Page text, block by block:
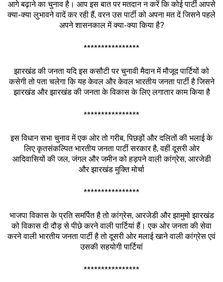
आगे बढ़ाने का चुनाव है। आप इस बात पर मतदान न करें कि कोई पार्टी आपसे
क्या-क्या लुभावने वादें कर रही हैं, वरन उस पार्टी को अपना मत दें जिसने पहले
अपने शासनकाल में क्या-क्या किया है?
****************
झारखंड की जनता यदि इस कसौटी पर चुनावी मैदान में मौजूद पार्टियों को
कसेगी तो पता चलेगा कि यह केवल और केवल भारतीय जनता पार्टी है जिसने
झारखंड और झारखंड की जनता के विकास के लिए लगातार काम किया है
****************
इस विधान सभा चुनाव में एक ओर तो गरीब, पिछड़ों और दलितों की भलाई के
लिए कृतसंकल्पित भारतीय जनता पार्टी सरकार है, वहीं दूसरी ओर
आदिवासियों की जल, जंगल और जमीन को हड़पने वाली कांग्रेस, आरजेडी
और झारखंड मुक्ति मोर्चा
****************
भाजपा विकास के प्रति समर्पित है तो कांग्रेस, आरजेडी और झामुमो झारखंड
को विकास दी दौड़ से पीछे करने वाली पार्टियां हैं। एक ओर जनता की सेवा
करने वाली भारतीय जनता पार्टी है तो दूसरी ओर मलाई खाने वाली कांग्रेस एवं
उसकी सहयोगी पार्टियां
****************